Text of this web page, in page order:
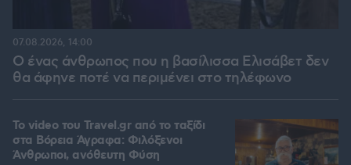
Ο ένας άνθρωπος που η βασίλισσα Ελισάβετ δεν
θα άφηνε ποτέ να περιμένει στο τηλέφωνο
07.08.2026, 14:00
To video του Travel.gr από το ταξίδι
στα Βόρεια Άγραφα: Φιλόξενοι
Άνθρωποι, ανόθευτη Φύση